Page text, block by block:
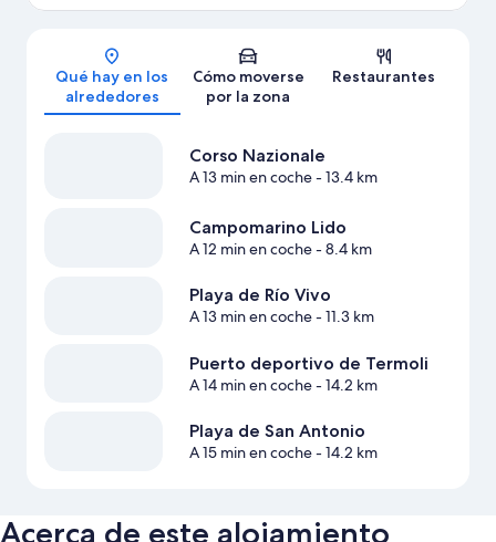
Mapa
Qué hay en los
alrededores
Cómo moverse
por la zona
Restaurantes
Corso Nazionale
A 13 min en coche- 13.4 km
Campomarino Lido
A 12 min en coche- 8.4 km
Playa de Río Vivo
A 13 min en coche- 11.3 km
Puerto deportivo de Termoli
A 14 min en coche- 14.2 km
Playa de San Antonio
A 15 min en coche- 14.2 km
Acerca de este alojamiento